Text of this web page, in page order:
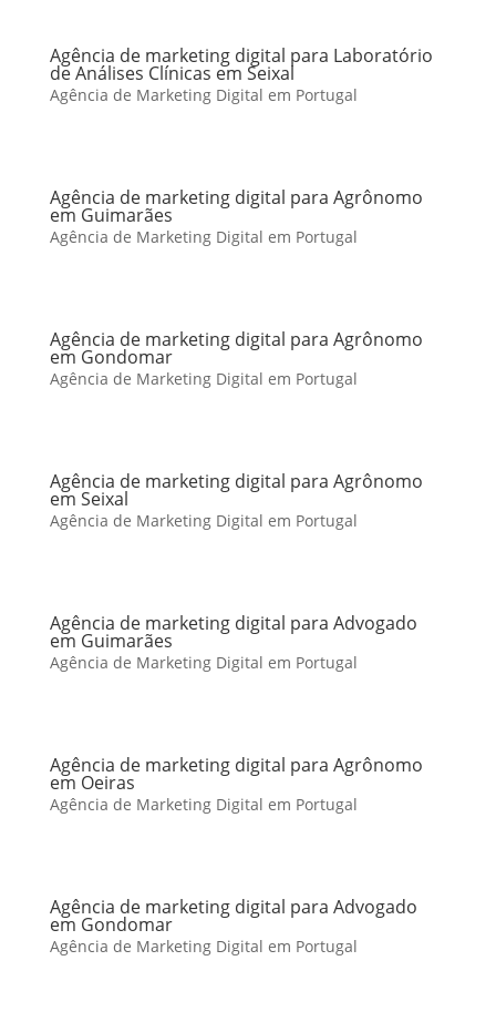
Agência de marketing digital para Laboratório
de Análises Clínicas em Seixal
Agência de Marketing Digital em Portugal
Agência de marketing digital para Agrônomo
em Guimarães
Agência de Marketing Digital em Portugal
Agência de marketing digital para Agrônomo
em Gondomar
Agência de Marketing Digital em Portugal
Agência de marketing digital para Agrônomo
em Seixal
Agência de Marketing Digital em Portugal
Agência de marketing digital para Advogado
em Guimarães
Agência de Marketing Digital em Portugal
Agência de marketing digital para Agrônomo
em Oeiras
Agência de Marketing Digital em Portugal
Agência de marketing digital para Advogado
em Gondomar
Agência de Marketing Digital em Portugal